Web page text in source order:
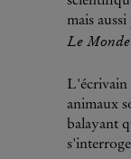
mais
Le
L'écrivain
animaux
balayant